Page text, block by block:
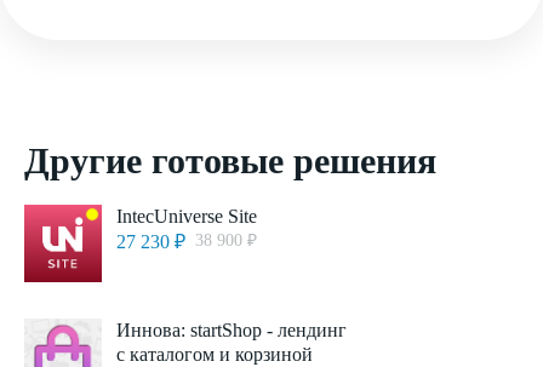
Другие готовые решения
IntecUniverse Site
27 230 ₽ 38 900 ₽
Иннова: startShop - лендинг
с каталогом и корзиной